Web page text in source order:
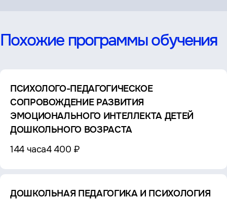
Похожие программы обучения
ПСИХОЛОГО-ПЕДАГОГИЧЕСКОЕ
СОПРОВОЖДЕНИЕ РАЗВИТИЯ
ЭМОЦИОНАЛЬНОГО ИНТЕЛЛЕКТА ДЕТЕЙ
ДОШКОЛЬНОГО ВОЗРАСТА
144 часа4 400 ₽
ДОШКОЛЬНАЯ ПЕДАГОГИКА И ПСИХОЛОГИЯ